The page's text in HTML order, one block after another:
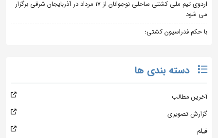
اردوی تیم ملی کشتی ساحلی نوجوانان از 17 مرداد در آذربایجان شرقی برگزار
می شود
با حکم فدراسیون کشتی؛
دسته بندی ها
آخرین مطالب
گزارش تصویری
فیلم